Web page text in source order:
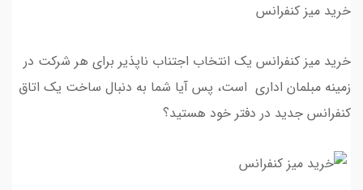
خرید میز کنفرانس
خرید میز کنفرانس یک انتخاب اجتناب ناپذیر برای هر شرکت در
زمینه مبلمان اداری است، پس آیا شما به دنبال ساخت یک اتاق
کنفرانس جدید در دفتر خود هستید؟